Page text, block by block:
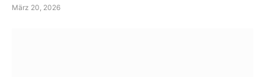
März 20, 2026